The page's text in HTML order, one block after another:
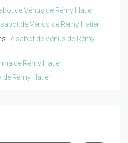
de Vénus de Rémy Hatier
sabot de Vénus de Rémy Hatier
Le sabot de Vénus de Rémy
de Rémy Hatier
de Rémy Hatier